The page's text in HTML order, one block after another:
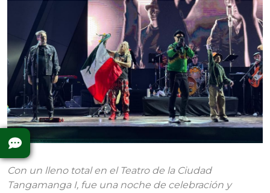
Con un lleno total en el Teatro de la Ciudad
Tangamanga I, fue una noche de celebración y